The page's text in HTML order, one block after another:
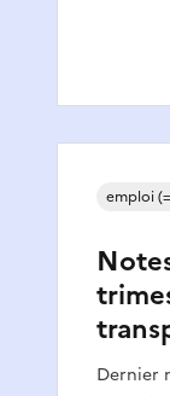
Dernier
emploi